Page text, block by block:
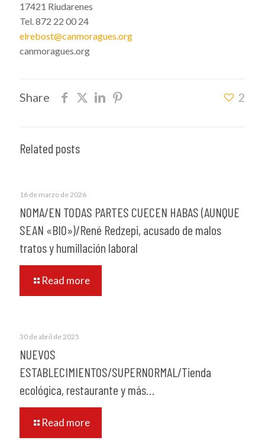
17421 Riudarenes
Tel. 872 22 00 24
elrebost@canmoragues.org
canmoragues.org
Share 2
Related posts
16 de marzo de 2026
NOMA/EN TODAS PARTES CUECEN HABAS (AUNQUE
SEAN «BIO»)/René Redzepi, acusado de malos
tratos y humillación laboral
Read more
30 de abril de 2025
NUEVOS
ESTABLECIMIENTOS/SUPERNORMAL/Tienda
ecológica, restaurante y más…
Read more